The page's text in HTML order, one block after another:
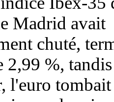
Madrid avait
chuté,
2,99 %,
l'euro tombait